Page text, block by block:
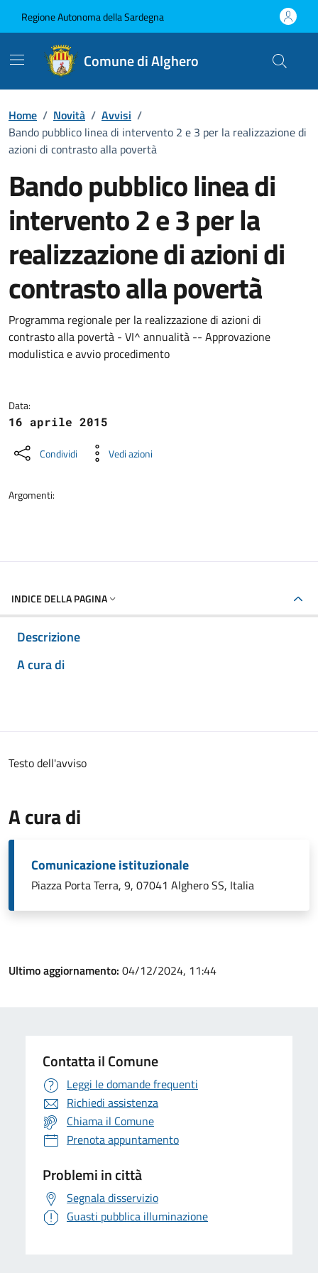
Regione Autonoma della Sardegna
Comune di Alghero
Home / Novità / Avvisi /
Bando pubblico linea di intervento 2 e 3 per la realizzazione di
azioni di contrasto alla povertà
Bando pubblico linea di
intervento 2 e 3 per la
realizzazione di azioni di
contrasto alla povertà
Dettagli della notizia
Programma regionale per la realizzazione di azioni di
contrasto alla povertà - VI^ annualità -- Approvazione
modulistica e avvio procedimento
Data:
16 aprile 2015
Condividi Vedi azioni
Argomenti:
INDICE DELLA PAGINA
Descrizione
A cura di
Testo dell'avviso
A cura di
Comunicazione istituzionale
Piazza Porta Terra, 9, 07041 Alghero SS, Italia
Ultimo aggiornamento: 04/12/2024, 11:44
Contatta il Comune
Leggi le domande frequenti
Richiedi assistenza
Chiama il Comune
Prenota appuntamento
Problemi in città
Segnala disservizio
Guasti pubblica illuminazione